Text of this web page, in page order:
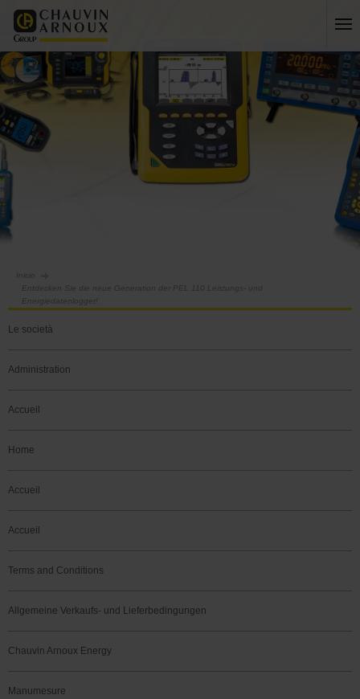
Inicio
Entdecken Sie die neue Generation der PEL 110 Leistungs- und
Energiedatenlogger!
Le società
Administration
Accueil
Home
Accueil
Accueil
Terms and Conditions
Allgemeine Verkaufs- und Lieferbedingungen
Chauvin Arnoux Energy
Manumesure